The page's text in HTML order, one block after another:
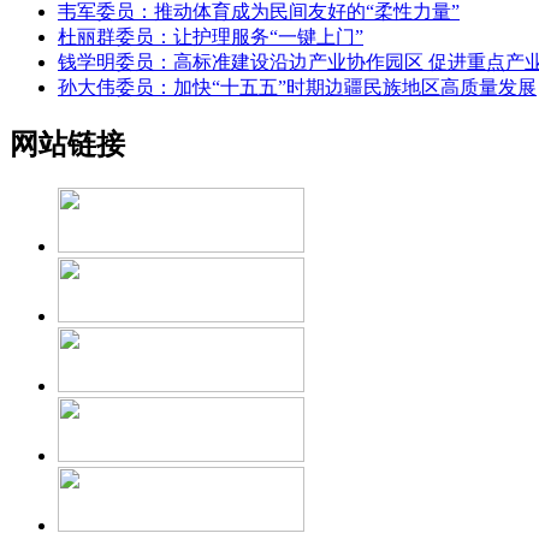
韦军委员：推动体育成为民间友好的“柔性力量”
杜丽群委员：让护理服务“一键上门”
钱学明委员：高标准建设沿边产业协作园区 促进重点产
孙大伟委员：加快“十五五”时期边疆民族地区高质量发展
网站链接